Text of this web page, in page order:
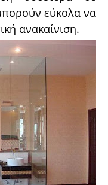
εύκολα να
ανακαίνιση.